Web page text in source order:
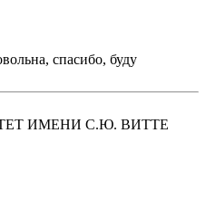
спасибо, буду
ИМЕНИ С.Ю. ВИТТЕ